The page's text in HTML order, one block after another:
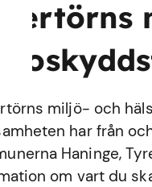
miljö- och
har från
Haninge,
om vart du